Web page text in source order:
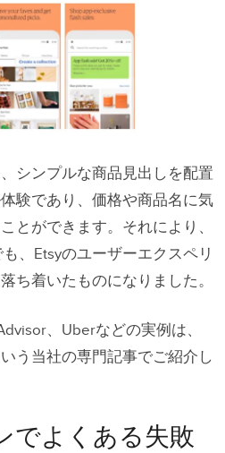
シンプルな商品見出しを配置
験であり、価格や商品名に気
とができます。それにより、
、Etsyのユーザーエクスペリ
ち着いたものになりました。
、Uberなどの実例は、
いう当社の専門記事でご紹介し
でよくある失敗